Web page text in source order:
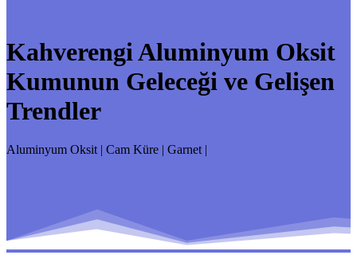
Kahverengi Aluminyum Oksit
Kumunun Geleceği ve Gelişen
Trendler
Aluminyum Oksit | Cam Küre | Garnet |